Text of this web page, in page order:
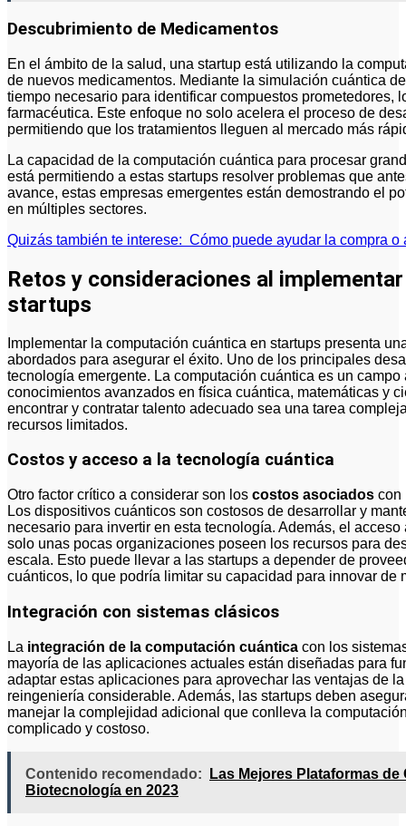
Descubrimiento de Medicamentos
En el ámbito de la salud, una startup está utilizando la
de nuevos medicamentos. Mediante la simulación cuántica
tiempo necesario para identificar compuestos prometedores,
farmacéutica. Este enfoque no solo acelera el proceso de
permitiendo que los tratamientos lleguen al mercado más
La capacidad de la computación cuántica para procesar
está permitiendo a estas startups resolver problemas que
avance, estas empresas emergentes están demostrando el
en múltiples sectores.
Quizás también te interese: Cómo puede ayudar la compra
Retos y consideraciones al
startups
Implementar la computación cuántica en startups presenta
abordados para asegurar el éxito. Uno de los principales
tecnología emergente. La computación cuántica es un
conocimientos avanzados en física cuántica, matemáticas y
encontrar y contratar talento adecuado sea una tarea
recursos limitados.
Costos y acceso a la tecnología cuántica
Otro factor crítico a considerar son los costos asociados con
Los dispositivos cuánticos son costosos de desarrollar y
necesario para invertir en esta tecnología. Además, el
solo unas pocas organizaciones poseen los recursos para
escala. Esto puede llevar a las startups a depender de
cuánticos, lo que podría limitar su capacidad para innovar de
Integración con sistemas clásicos
La integración de la computación cuántica con los
mayoría de las aplicaciones actuales están diseñadas para
adaptar estas aplicaciones para aprovechar las ventajas de
reingeniería considerable. Además, las startups deben
manejar la complejidad adicional que conlleva la
complicado y costoso.
Contenido recomendado:
Las Mejores Plataformas
Biotecnología en 2023